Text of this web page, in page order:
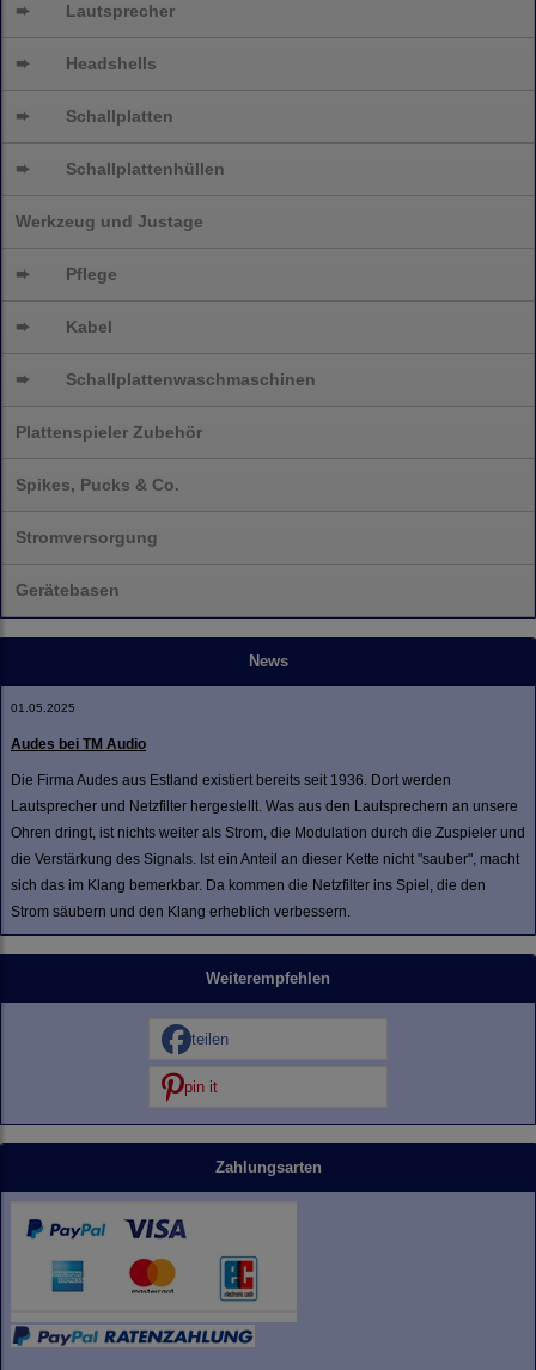
➨ Lautsprecher
➨ Headshells
➨ Schallplatten
➨ Schallplattenhüllen
Werkzeug und Justage
➨ Pflege
➨ Kabel
➨ Schallplattenwaschmaschinen
Plattenspieler Zubehör
Spikes, Pucks & Co.
Stromversorgung
Gerätebasen
News
01.05.2025
Audes bei TM Audio
Die Firma Audes aus Estland existiert bereits seit 1936. Dort werden
Lautsprecher und Netzfilter hergestellt. Was aus den Lautsprechern an unsere
Ohren dringt, ist nichts weiter als Strom, die Modulation durch die Zuspieler und
die Verstärkung des Signals. Ist ein Anteil an dieser Kette nicht "sauber", macht
sich das im Klang bemerkbar. Da kommen die Netzfilter ins Spiel, die den
Strom säubern und den Klang erheblich verbessern.
Weiterempfehlen
teilen
pin it
Zahlungsarten